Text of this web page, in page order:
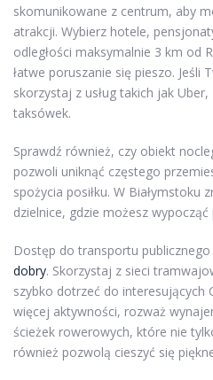
skomunikowane z centrum, aby
atrakcji. Wybierz hotele,
odległości maksymalnie 3 km od
łatwe poruszanie się pieszo. Jeśli
skorzystaj z usług takich jak
taksówek.
Sprawdź również, czy obiekt
pozwoli uniknąć częstego
spożycia posiłku. W Białymstoku
dzielnice, gdzie możesz
Dostęp do transportu
dobry. Skorzystaj z sieci
szybko dotrzeć do interesujących
więcej aktywności, rozważ
ścieżek rowerowych, które nie
również pozwolą cieszyć się